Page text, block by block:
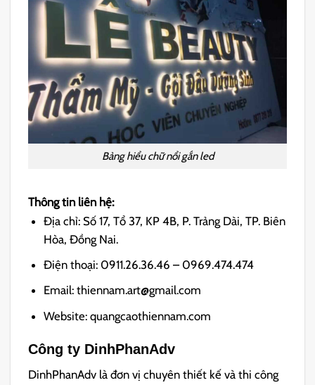
Bảng hiểu chữ nổi gắn led
Thông tin liên hệ:
Địa chỉ: Số 17, Tổ 37, KP 4B, P. Trảng Dài, TP. Biên
Hòa, Đồng Nai.
Điện thoại: 0911.26.36.46 – 0969.474.474
Email: thiennam.art@gmail.com
Website: quangcaothiennam.com
Công ty DinhPhanAdv
DinhPhanAdv là đơn vị chuyên thiết kế và thi công